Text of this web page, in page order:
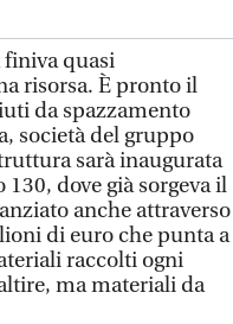
finiva quasi
risorsa. È pronto il
da spazzamento
società del gruppo
sarà inaugurata
dove già sorgeva il
anche attraverso
di euro che punta a
raccolti ogni
ma materiali da